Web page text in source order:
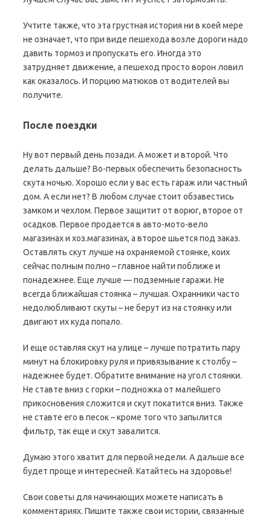
Учтите также, что эта грустная история ни в коей мере
не означает, что при виде пешехода возле дороги надо
давить тормоз и пропускать его. Иногда это
затрудняет движение, а пешеход просто ворон ловил
как оказалось. И порцию матюков от водителей вы
получите.
После поездки
Ну вот первый день позади. А может и второй. Что
делать дальше? Во-первых обеспечить безопасность
скута ночью. Хорошо если у вас есть гараж или частный
дом. А если нет? В любом случае стоит обзавестись
замком и чехлом. Первое защитит от ворюг, второе от
осадков. Первое продается в авто-мото-вело
магазинах и хоз.магазинах, а второе шьется под заказ.
Оставлять скут лучше на охраняемой стоянке, коих
сейчас полным полно – главное найти поближе и
понадежнее. Еще лучше — подземные гаражи. Не
всегда ближайшая стоянка – лучшая. Охранники часто
недолюбливают скуты – не берут из на стоянку или
двигают их куда попало.
И еще оставляя скут на улице – лучше потратить пару
минут на блокировку руля и привязывание к столбу –
надежнее будет. Обратите внимание на угол стоянки.
Не ставте вниз с горки – подножка от малейшего
прикосновения сложится и скут покатится вниз. Также
не ставте его в песок – кроме того что запылится
фильтр, так еще и скут завалится.
Думаю этого хватит для первой недели. А дальше все
будет проще и интересней. Катайтесь на здоровье!
Свои советы для начинающих можете написать в
комментариях. Пишите также свои истории, связанные